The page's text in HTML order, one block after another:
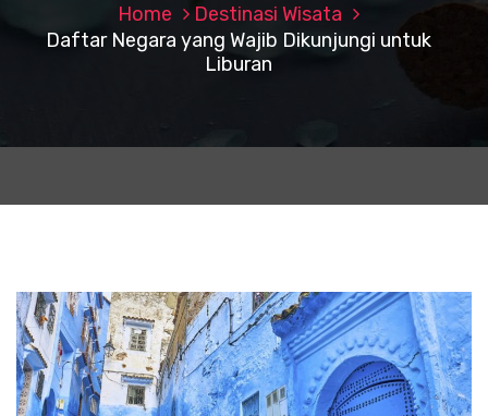
Home
Destinasi Wisata
Daftar Negara yang Wajib Dikunjungi untuk
Liburan